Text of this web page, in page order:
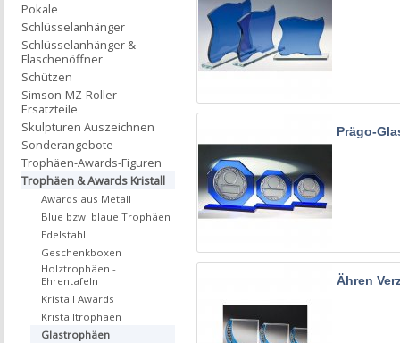
Prägo-
Ähren
Pokale
Schlüsselanhänger
Schlüsselanhänger &
Flaschenöffner
Schützen
Simson-MZ-Roller
Ersatzteile
Skulpturen Auszeichnen
Sonderangebote
Trophäen-Awards-Figuren
Trophäen & Awards Kristall
Awards aus Metall
Blue bzw. blaue Trophäen
Edelstahl
Geschenkboxen
Holztrophäen -
Ehrentafeln
Kristall Awards
Kristalltrophäen
Glastrophäen